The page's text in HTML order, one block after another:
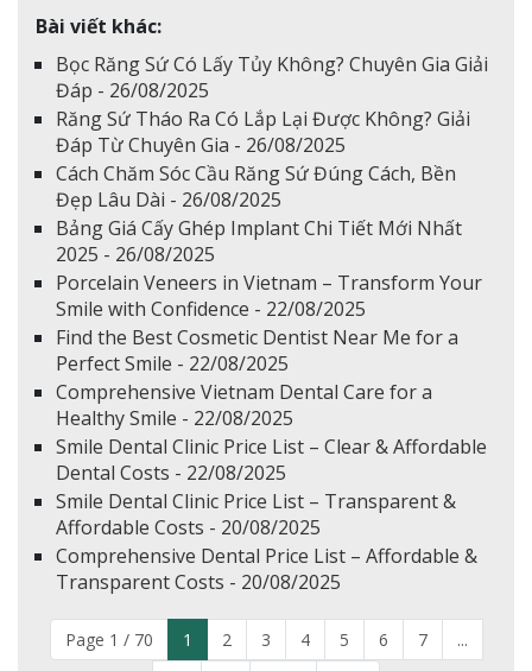
Bài viết khác:
Bọc Răng Sứ Có Lấy Tủy Không? Chuyên Gia Giải
Đáp - 26/08/2025
Răng Sứ Tháo Ra Có Lắp Lại Được Không? Giải
Đáp Từ Chuyên Gia - 26/08/2025
Cách Chăm Sóc Cầu Răng Sứ Đúng Cách, Bền
Đẹp Lâu Dài - 26/08/2025
Bảng Giá Cấy Ghép Implant Chi Tiết Mới Nhất
2025 - 26/08/2025
Porcelain Veneers in Vietnam – Transform Your
Smile with Confidence - 22/08/2025
Find the Best Cosmetic Dentist Near Me for a
Perfect Smile - 22/08/2025
Comprehensive Vietnam Dental Care for a
Healthy Smile - 22/08/2025
Smile Dental Clinic Price List – Clear & Affordable
Dental Costs - 22/08/2025
Smile Dental Clinic Price List – Transparent &
Affordable Costs - 20/08/2025
Comprehensive Dental Price List – Affordable &
Transparent Costs - 20/08/2025
Page 1 / 70 1 2 3 4 5 6 7
...